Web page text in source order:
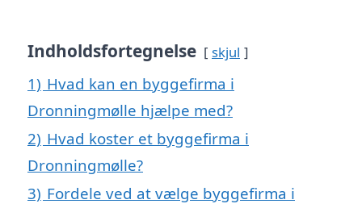
Indholdsfortegnelse skjul
1) Hvad kan en byggefirma i
Dronningmølle hjælpe med?
2) Hvad koster et byggefirma i
Dronningmølle?
3) Fordele ved at vælge byggefirma i